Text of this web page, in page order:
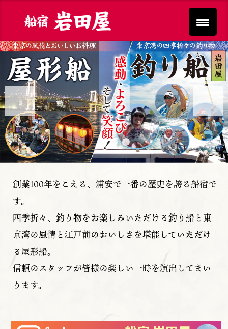
Previous Next
創業100年をこえる、浦安で一番の歴史を誇る船宿で
す。
四季折々、釣り物をお楽しみいただける釣り船と東
京湾の風情と江戸前のおいしさを堪能していただけ
る屋形船。
信頼のスタッフが皆様の楽しい一時を演出してまい
ります。